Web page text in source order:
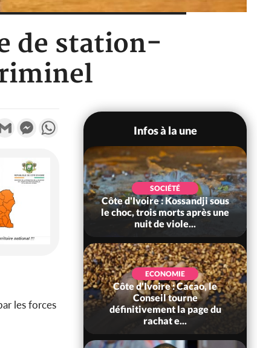
de station-
Gmail MessengerWhatsApp
les forces
Infos à la une
coeur
le
SOCIÉTÉ
Côte d'Ivoire : Kossandji sous
le choc, trois morts après une
nuit de viole...
ECONOMIE
Côte d'Ivoire : Cacao, le
Conseil tourne
définitivement la page du
rachat e...